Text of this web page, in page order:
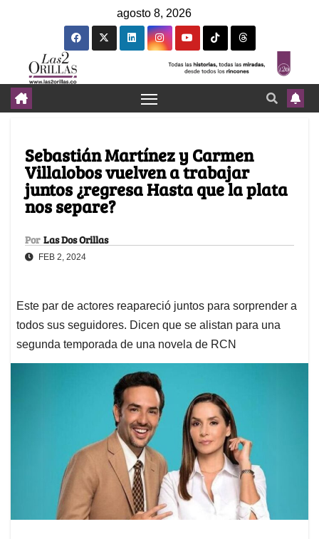
agosto 8, 2026
Sebastián Martínez y Carmen
Villalobos vuelven a trabajar
juntos ¿regresa Hasta que la plata
nos separe?
Por Las Dos Orillas
FEB 2, 2024
Este par de actores reapareció juntos para sorprender a
todos sus seguidores. Dicen que se alistan para una
segunda temporada de una novela de RCN